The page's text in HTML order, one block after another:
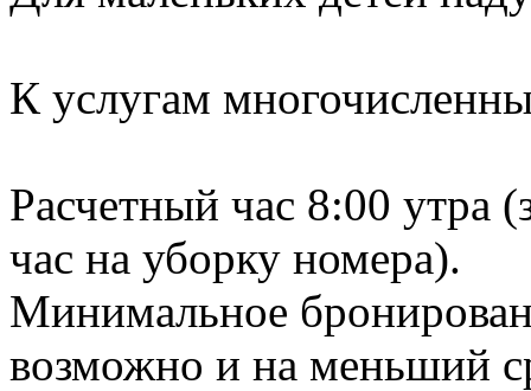
К услугам
Расчетный час 8:00 утра
час на уборку номера).
Минимальное
возможно и на меньший